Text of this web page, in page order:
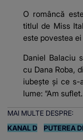
O româncă
titlul de Miss
este povestea ei
Daniel Balaciu
cu Dana Roba,
iubește și ce s-
lume: “Am
MAI MULTE DESPRE:
KANAL D
PUTEREA